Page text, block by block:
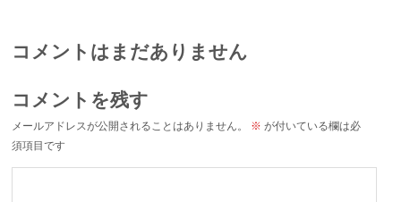
コメントはまだありません
コメントを残す
メールアドレスが公開されることはありません。 ※ が付いている欄は必
須項目です